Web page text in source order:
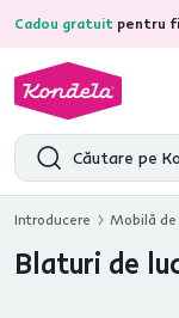
Cadou gratuit pentru4,7
Introducere Mobilă
Blaturi de